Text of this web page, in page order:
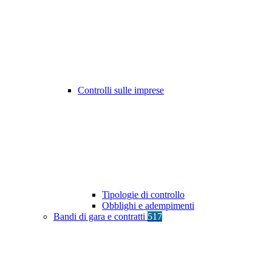
Controlli sulle imprese
Tipologie di controllo
Obblighi e adempimenti
Bandi di gara e contratti 517